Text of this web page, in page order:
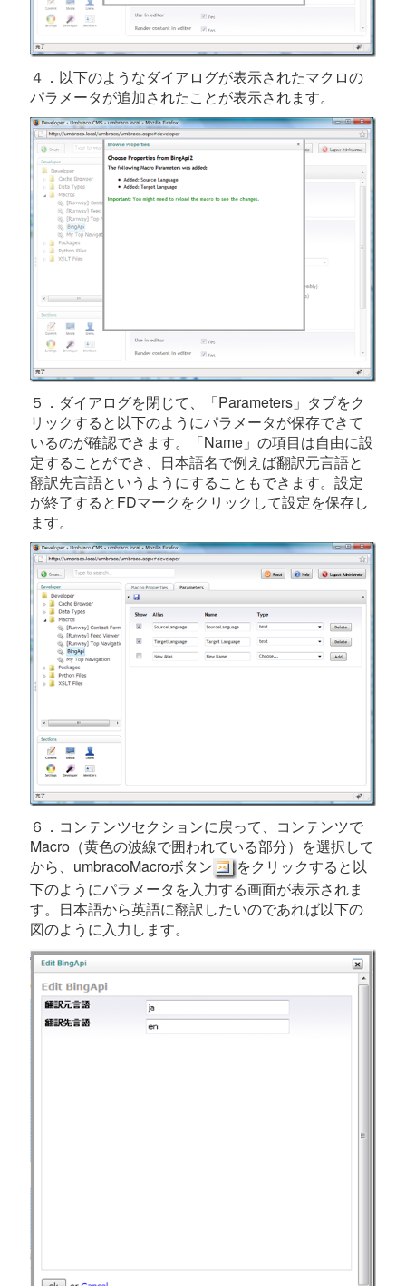
４．以下のようなダイアログが表示されたマクロの
パラメータが追加されたことが表示されます。
５．ダイアログを閉じて、「Parameters」タブをク
リックすると以下のようにパラメータが保存できて
いるのが確認できます。「Name」の項目は自由に設
定することができ、日本語名で例えば翻訳元言語と
翻訳先言語というようにすることもできます。設定
が終了するとFDマークをクリックして設定を保存し
ます。
６．コンテンツセクションに戻って、コンテンツで
Macro（黄色の波線で囲われている部分）を選択して
から、umbracoMacroボタン
をクリックすると以
下のようにパラメータを入力する画面が表示されま
す。日本語から英語に翻訳したいのであれば以下の
図のように入力します。